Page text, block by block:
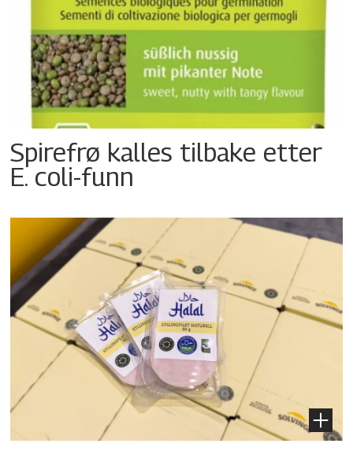
Spirefrø kalles tilbake etter
E. coli-funn